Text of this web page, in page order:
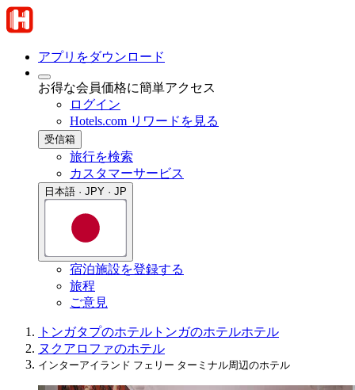
アプリをダウンロード
お得な会員価格に簡単アクセス
ログイン
Hotels.com リワードを見る
受信箱
旅行を検索
カスタマーサービス
日本語 · JPY · JP
宿泊施設を登録する
旅程
ご意見
トンガタプのホテル トンガのホテルホテル
ヌクアロファのホテル
インターアイランド フェリー ターミナル周辺のホテル